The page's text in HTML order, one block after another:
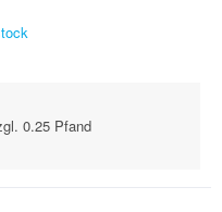
0.25 Pfand